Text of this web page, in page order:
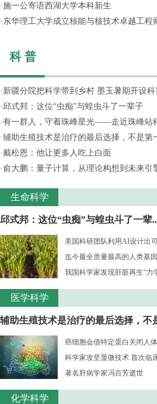
·施一公寄语西湖大学本科新生
· 东华理工大学成立核能与核技术卓越工程
科 普
· 新疆分院把科学带到乡村 墨玉暑期开设科
·邱式邦：这位“虫痴”与蝗虫斗了一辈子
·有一群人，守着珠峰星光——走近珠峰站
·辅助生殖技术是治疗的最后选择，不是第
·戴松恩：他让更多人吃上白面
·俞大鹏：量子计算，从理论构想到未来引
生命科学
邱式邦：这位“虫痴”与蝗虫斗了一辈
美国科研团队利用AI设计出
迄今最全质量最高的人类基
我国科学家发现肝脏再生“力
医学科学
辅助生殖技术是治疗的最后选择，不
癌细胞会借特定蛋白关闭人
科学家攻坚显微技术 首次临
著名肝病学家冯百芳逝世
化学科学